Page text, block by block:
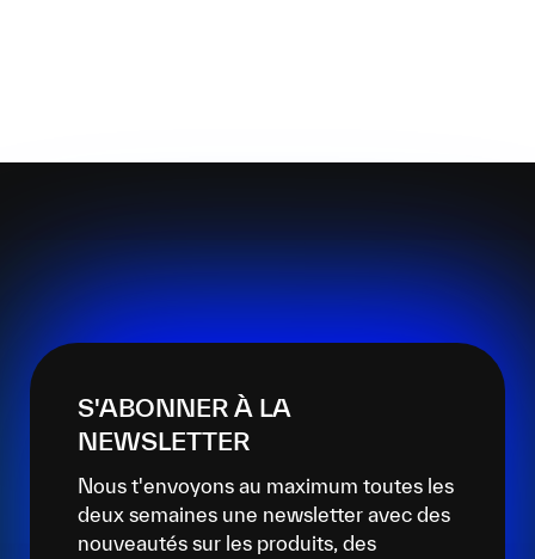
S'ABONNER À LA
NEWSLETTER
Nous t'envoyons au maximum toutes les
deux semaines une newsletter avec des
nouveautés sur les produits, des